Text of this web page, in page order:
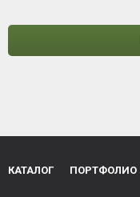
КАТАЛОГ ПОРТФОЛИО